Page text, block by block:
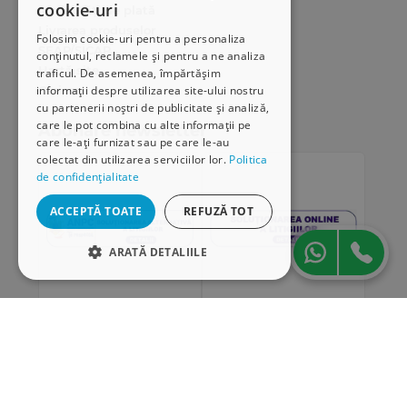
cookie-uri
Folosim cookie-uri pentru a personaliza
conținutul, reclamele și pentru a ne analiza
traficul. De asemenea, împărtășim
informații despre utilizarea site-ului nostru
cu partenerii noștri de publicitate și analiză,
care le pot combina cu alte informații pe
care le-ați furnizat sau pe care le-au
colectat din utilizarea serviciilor lor. Politica
de confidențialitate
ACCEPTĂ TOATE REFUZĂ TOT
ARATĂ DETALIILE
Modalități de plată
SEAP/SICAP
Hartă site
Cariere
Abonare newsletter